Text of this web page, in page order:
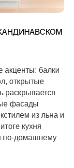
акценты: балки
открытые
раскрывается
фасады
из льна и
кухня
по-домашнему